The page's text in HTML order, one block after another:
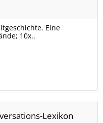
Eine
10x..